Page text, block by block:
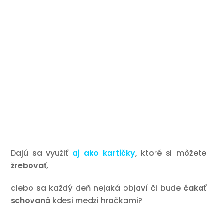
Dajú sa využiť aj ako kartičky, ktoré si môžete
žrebovať,
alebo sa každý deň nejaká objaví či bude čakať
schovaná kdesi medzi hračkami?